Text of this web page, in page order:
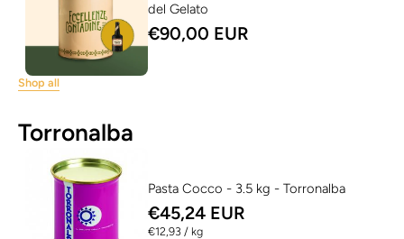
del Gelato
€90,00 EUR
Shop all
Torronalba
Pasta Cocco - 3.5 kg - Torronalba
€45,24 EUR
€12,93 / per
kg